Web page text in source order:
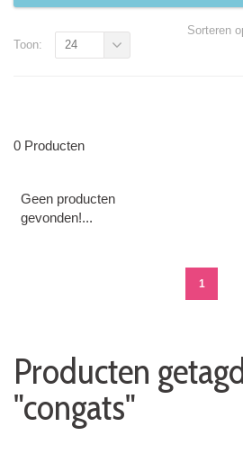
Sorteren
Toon: 24
0 Producten
Geen producten
gevonden!...
1
Producten
"congats"